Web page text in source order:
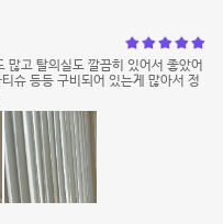
고 탈의실도 깔끔히 있어서 좋았어
슈 등등 구비되어 있는게 많아서 정